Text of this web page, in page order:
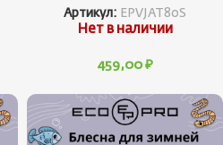
Артикул: EPVJAT80S
Нет в наличии
459,00 ₽